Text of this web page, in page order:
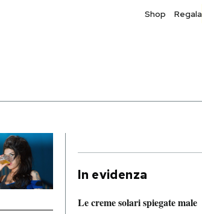
Shop Regala
In evidenza
Le creme solari spiegate male